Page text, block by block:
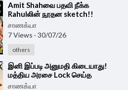
⁣Amit Shahவை பதவி நீக்க
Rahulலின் நூதன sketch!!
மாணவர்களே உஷார்.. | Congress |
BJP
சாணக்யா
7 Views · 30/07/26
others
⁣இனி இப்படி அனுமதி கிடையாது!
மத்திய அரசை Lock செய்த
Supreme Court | Environmental
சாணக்யா